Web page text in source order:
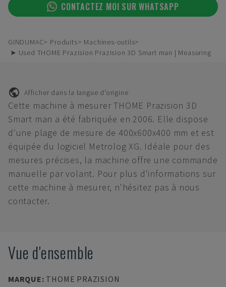
CONTACTEZ MOI SUR WHATSAPP
GINDUMAC Produits
Machines-outils
➤ Used THOME Prazision Prazision 3D Smart man | Measuring
Afficher dans la langue d'origine
Cette machine à mesurer THOME Prazision 3D
Smart man a été fabriquée en 2006. Elle dispose
d'une plage de mesure de 400x600x400 mm et est
équipée du logiciel Metrolog XG. Idéale pour des
mesures précises, la machine offre une commande
manuelle par volant. Pour plus d'informations sur
cette machine à mesurer, n'hésitez pas à nous
contacter.
Vue d'ensemble
MARQUE: THOME PRAZISION